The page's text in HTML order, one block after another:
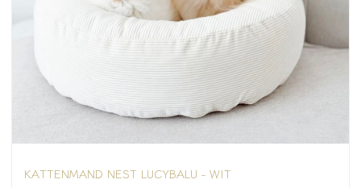
KATTENMAND NEST LUCYBALU - WIT